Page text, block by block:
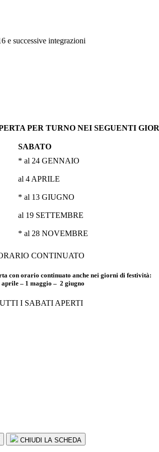
e successive integrazioni
PER TURNO NEI SEGUENTI
SABATO
* al 24 GENNAIO
al 4 APRILE
* al 13 GIUGNO
al 19 SETTEMBRE
* al 28 NOVEMBRE
CONTINUATO
con orario continuato anche nei giorni di festività:
aprile – 1 maggio – 2 giugno
I SABATI APERTI
CHIUDI LA SCHEDA